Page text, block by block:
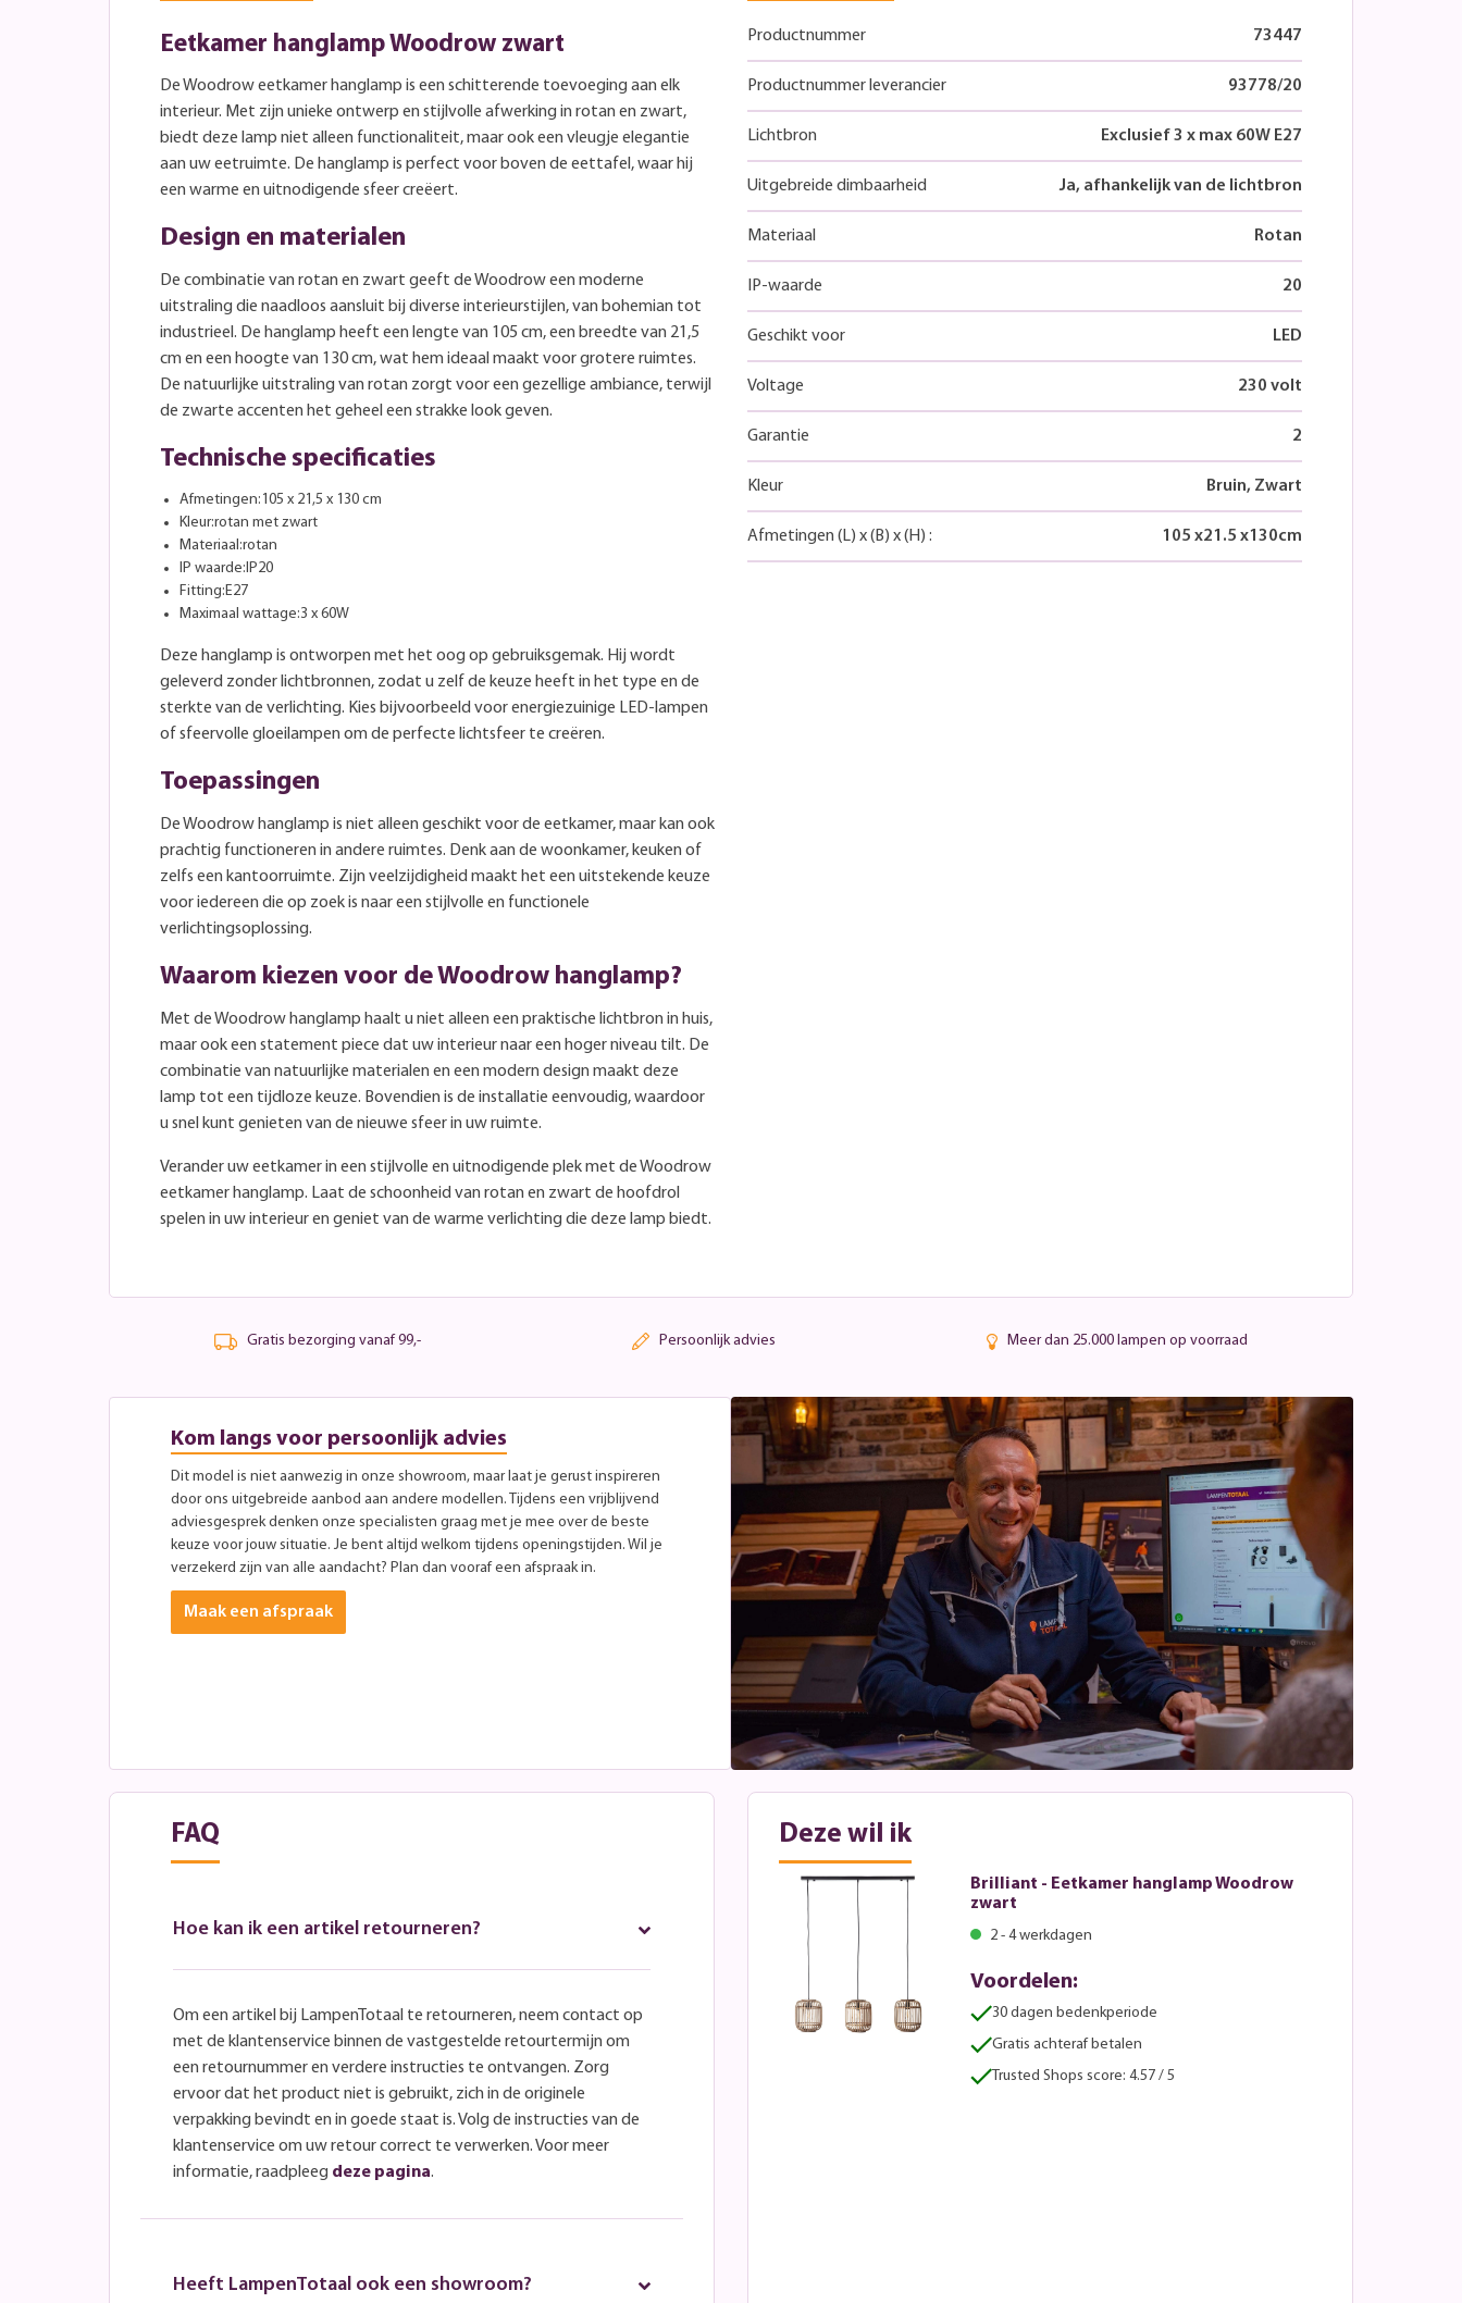
Eetkamer hanglamp Woodrow zwart
De Woodrow eetkamer hanglamp is een schitterende toevoeging aan elk
interieur. Met zijn unieke ontwerp en stijlvolle afwerking in rotan en zwart,
biedt deze lamp niet alleen functionaliteit, maar ook een vleugje elegantie
aan uw eetruimte. De hanglamp is perfect voor boven de eettafel, waar hij
een warme en uitnodigende sfeer creëert.
Design en materialen
De combinatie van rotan en zwart geeft de Woodrow een moderne
uitstraling die naadloos aansluit bij diverse interieurstijlen, van bohemian tot
industrieel. De hanglamp heeft een lengte van 105 cm, een breedte van 21,5
cm en een hoogte van 130 cm, wat hem ideaal maakt voor grotere ruimtes.
De natuurlijke uitstraling van rotan zorgt voor een gezellige ambiance, terwijl
de zwarte accenten het geheel een strakke look geven.
Technische specificaties
Afmetingen:105 x 21,5 x 130 cm
Kleur:rotan met zwart
Materiaal:rotan
IP waarde:IP20
Fitting:E27
Maximaal wattage:3 x 60W
Deze hanglamp is ontworpen met het oog op gebruiksgemak. Hij wordt
geleverd zonder lichtbronnen, zodat u zelf de keuze heeft in het type en de
sterkte van de verlichting. Kies bijvoorbeeld voor energiezuinige LED-lampen
of sfeervolle gloeilampen om de perfecte lichtsfeer te creëren.
Toepassingen
De Woodrow hanglamp is niet alleen geschikt voor de eetkamer, maar kan ook
prachtig functioneren in andere ruimtes. Denk aan de woonkamer, keuken of
zelfs een kantoorruimte. Zijn veelzijdigheid maakt het een uitstekende keuze
voor iedereen die op zoek is naar een stijlvolle en functionele
verlichtingsoplossing.
Waarom kiezen voor de Woodrow hanglamp?
Met de Woodrow hanglamp haalt u niet alleen een praktische lichtbron in huis,
maar ook een statement piece dat uw interieur naar een hoger niveau tilt. De
combinatie van natuurlijke materialen en een modern design maakt deze
lamp tot een tijdloze keuze. Bovendien is de installatie eenvoudig, waardoor
u snel kunt genieten van de nieuwe sfeer in uw ruimte.
Verander uw eetkamer in een stijlvolle en uitnodigende plek met de Woodrow
eetkamer hanglamp. Laat de schoonheid van rotan en zwart de hoofdrol
spelen in uw interieur en geniet van de warme verlichting die deze lamp biedt.
Productnummer 73447
Productnummer leverancier 93778/20
Lichtbron Exclusief 3 x max 60W E27
Uitgebreide dimbaarheid Ja, afhankelijk van de lichtbron
Materiaal Rotan
IP-waarde 20
Geschikt voor LED
Voltage 230 volt
Garantie 2
Kleur Bruin, Zwart
Afmetingen (L) x(B) x(H) : 105 x21.5 x130cm
Gratis bezorging vanaf 99,- Persoonlijk advies Meer dan 25.000 lampen op voorraad
Kom langs voor persoonlijk advies
Dit model is niet aanwezig in onze showroom, maar laat je gerust inspireren
door ons uitgebreide aanbod aan andere modellen. Tijdens een vrijblijvend
adviesgesprek denken onze specialisten graag met je mee over de beste
keuze voor jouw situatie. Je bent altijd welkom tijdens openingstijden. Wil je
verzekerd zijn van alle aandacht? Plan dan vooraf een afspraak in.
Maak een afspraak
FAQ
Hoe kan ik een artikel retourneren?
Om een artikel bij LampenTotaal te retourneren, neem contact op
met de klantenservice binnen de vastgestelde retourtermijn om
een retournummer en verdere instructies te ontvangen. Zorg
ervoor dat het product niet is gebruikt, zich in de originele
verpakking bevindt en in goede staat is. Volg de instructies van de
klantenservice om uw retour correct te verwerken. Voor meer
informatie, raadpleeg deze pagina.
Heeft LampenTotaal ook een showroom?
Deze wil ik
Brilliant - Eetkamer hanglamp Woodrow
zwart
2 - 4 werkdagen
Voordelen:
30 dagen bedenkperiode
Gratis achteraf betalen
Trusted Shops score: 4.57 / 5